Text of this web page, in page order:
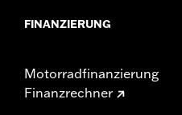
FINANZIERUNG
Motorradfinanzierung
Finanzrechner